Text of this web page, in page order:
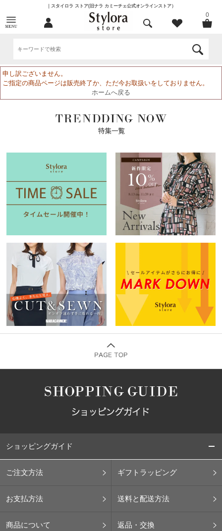
｜スタイロラ ストア(旧ナラ カミーチェ公式オンラインストア）
0
申し訳ございません。
ご指定の商品ページは販売終了か、ただ今お取扱いをしておりません。
ホームへ戻る
ショッピングガイド
ご注文方法 ギフトラッピング
お支払方法 送料と配送方法
商品について 返品・交換